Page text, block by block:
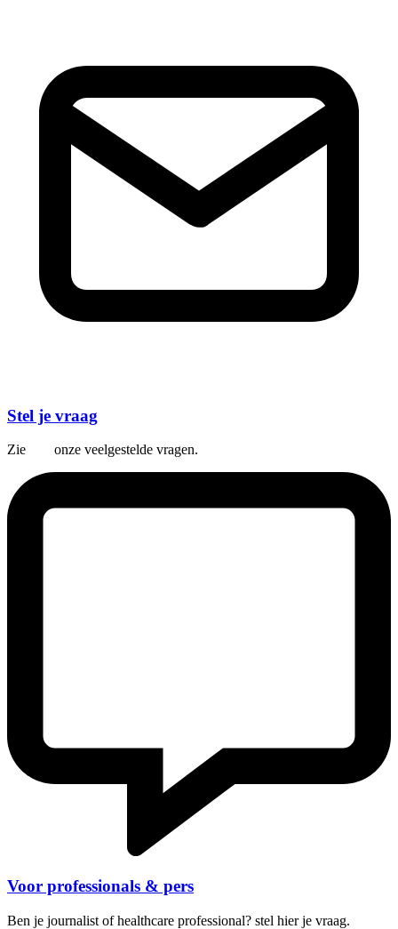
Stel je vraag
Zie onze veelgestelde vragen.
Voor professionals & pers
Ben je journalist of healthcare professional? stel hier je vraag.